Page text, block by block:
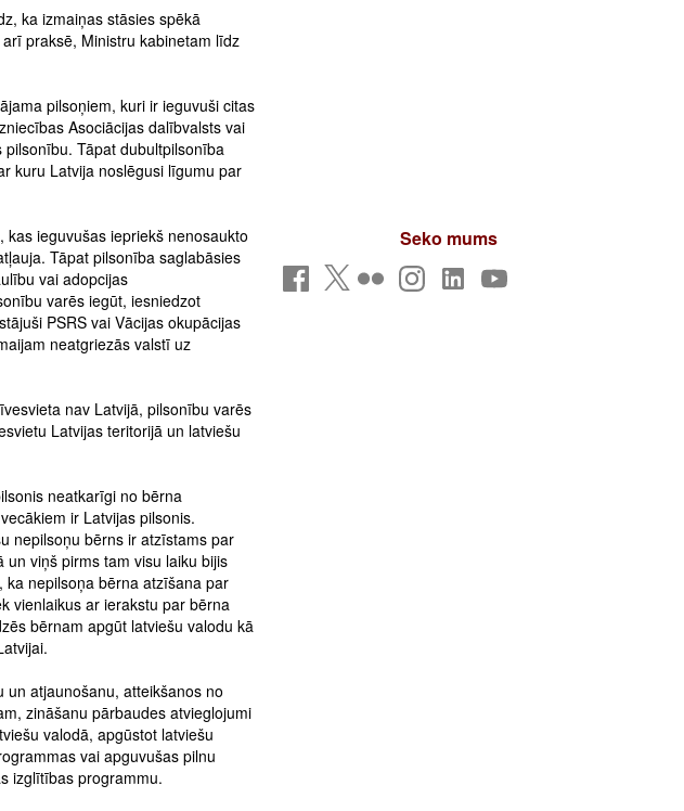
ka izmaiņas stāsies spēkā
praksē, Ministru kabinetam līdz
pilsoņiem, kuri ir ieguvuši citas
Asociācijas dalībvalsts vai
Tāpat dubultpilsonība
kuru Latvija noslēgusi līgumu par
ieguvušas iepriekš nenosaukto
Tāpat pilsonība saglabāsies
vai adopcijas
varēs iegūt, iesniedzot
PSRS vai Vācijas okupācijas
neatgriezās valstī uz
nav Latvijā, pilsonību varēs
Latvijas teritorijā un latviešu
neatkarīgi no bērna
ir Latvijas pilsonis.
nepilsoņu bērns ir atzīstams par
viņš pirms tam visu laiku bijis
nepilsoņa bērna atzīšana par
vienlaikus ar ierakstu par bērna
bērnam apgūt latviešu valodu kā
atjaunošanu, atteikšanos no
zināšanu pārbaudes atvieglojumi
valodā, apgūstot latviešu
vai apguvušas pilnu
izglītības programmu.
Seko mums